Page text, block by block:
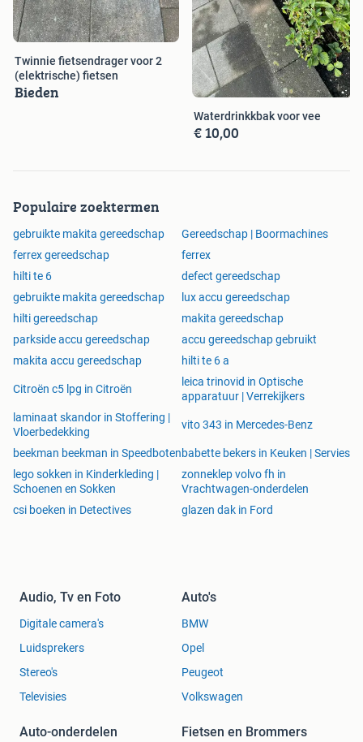
Twinnie fietsendrager voor 2
(elektrische) fietsen
Bieden
Waterdrinkkbak voor vee
€ 10,00
Populaire zoektermen
gebruikte makita gereedschap
Gereedschap | Boormachines
ferrex gereedschap
ferrex
hilti te 6
defect gereedschap
gebruikte makita gereedschap
lux accu gereedschap
hilti gereedschap
makita gereedschap
parkside accu gereedschap
accu gereedschap gebruikt
makita accu gereedschap
hilti te 6 a
Citroën c5 lpg in Citroën
leica trinovid in Optische
apparatuur | Verrekijkers
laminaat skandor in Stoffering |
Vloerbedekking
vito 343 in Mercedes-Benz
beekman beekman in Speedbotenbabette bekers in Keuken | Servies
lego sokken in Kinderkleding |
Schoenen en Sokken
zonneklep volvo fh in
Vrachtwagen-onderdelen
csi boeken in Detectives
glazen dak in Ford
Audio, Tv en Foto
Digitale camera's
Luidsprekers
Stereo's
Televisies
Auto's
BMW
Opel
Peugeot
Volkswagen
Auto-onderdelen Fietsen en Brommers